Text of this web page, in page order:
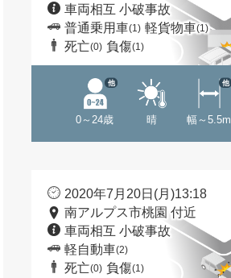
車両相互 小破事故
普通乗用車(1) 軽貨物車(1)
死亡(0) 負傷(1)
0～24歳
他
晴 幅～5.5m
他
2020年7月20日(月)13:18
南アルプス市桃園 付近
車両相互 小破事故
軽自動車(2)
死亡(0) 負傷(1)